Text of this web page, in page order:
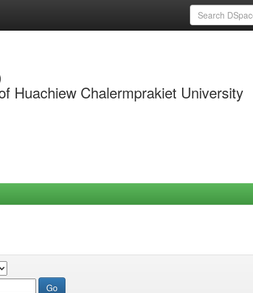
Huachiew Chalermprakiet University